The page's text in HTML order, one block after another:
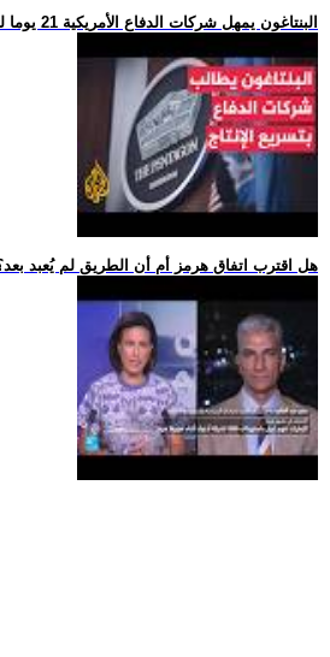
.. البنتاغون يمهل شركات الدفاع الأمريكية 21 يوما لتقديم خطط تسر
.. هل اقترب اتفاق هرمز أم أن الطريق لم يُعبد